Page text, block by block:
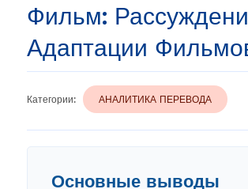
Фильм:
Адаптации
Категории: АНАЛИТИКА ПЕРЕВОДА
Основные выводы